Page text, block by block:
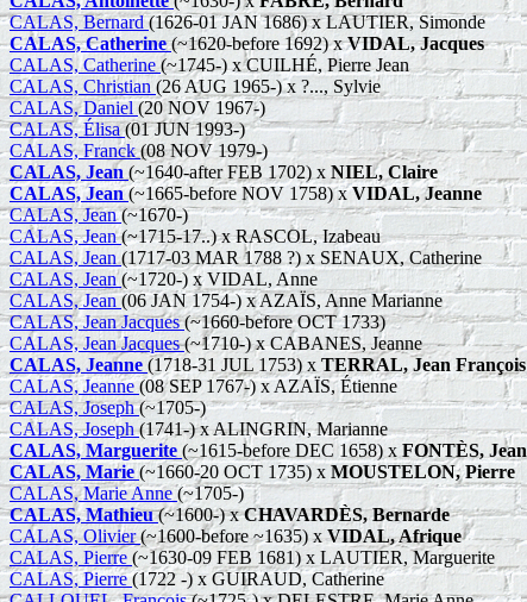
CALAS, Bernard(1626-01 JAN 1686) x LAUTIER, Simonde
CALAS, Catherine (~1620-before 1692) xVIDAL, Jacques
CALAS, Catherine(~1745-) x CUILHÉ, Pierre Jean
CALAS, Christian (26 AUG 1965-) x ?..., Sylvie
CALAS, Daniel(20 NOV 1967-)
CALAS, Élisa(01 JUN 1993-)
CALAS, Franck(08 NOV 1979-)
CALAS, Jean (~1640-after FEB 1702) x NIEL, Claire
CALAS, Jean(~1665-before NOV 1758) xVIDAL, Jeanne
CALAS, Jean(~1670-)
CALAS, Jean(~1715-17..) x RASCOL, Izabeau
CALAS, Jean(1717-03 MAR 1788 ?) x SENAUX, Catherine
CALAS, Jean(~1720-) x VIDAL, Anne
CALAS, Jean(06 JAN 1754-) x AZAÏS, Anne Marianne
CALAS, Jean Jacques(~1660-before OCT 1733)
CALAS, Jean Jacques(~1710-) x CABANES, Jeanne
CALAS, Jeanne (1718-31 JUL 1753) x TERRAL, Jean François
CALAS, Jeanne(08 SEP 1767-) x AZAÏS, Étienne
CALAS, Joseph(~1705-)
CALAS, Joseph(1741-) x ALINGRIN, Marianne
CALAS, Marguerite (~1615-before DEC 1658) x FONTÈS, Jean
CALAS, Marie (~1660-20 OCT 1735) x MOUSTELON, Pierre
CALAS, Marie Anne(~1705-)
CALAS, Mathieu (~1600-) xCHAVARDÈS, Bernarde
CALAS, Olivier(~1600-before ~1635) xVIDAL, Afrique
CALAS, Pierre (~1630-09 FEB 1681) x LAUTIER, Marguerite
CALAS, Pierre(1722 -) x GUIRAUD, Catherine